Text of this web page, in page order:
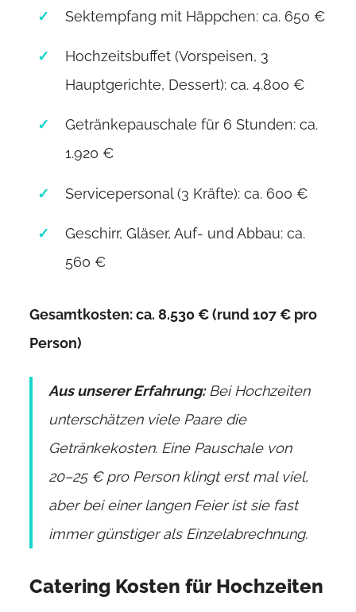
Sektempfang mit Häppchen: ca. 650 €
Hochzeitsbuffet (Vorspeisen, 3
Hauptgerichte, Dessert): ca. 4.800 €
Getränkepauschale für 6 Stunden: ca.
1.920 €
Servicepersonal (3 Kräfte): ca. 600 €
Geschirr, Gläser, Auf- und Abbau: ca.
560 €
Gesamtkosten: ca. 8.530 € (rund 107 € pro
Person)
Aus unserer Erfahrung:Bei Hochzeiten
unterschätzen viele Paare die
Getränkekosten. Eine Pauschale von
20–25 € pro Person klingt erst mal viel,
aber bei einer langen Feier ist sie fast
immer günstiger als Einzelabrechnung.
Catering Kosten für Hochzeiten